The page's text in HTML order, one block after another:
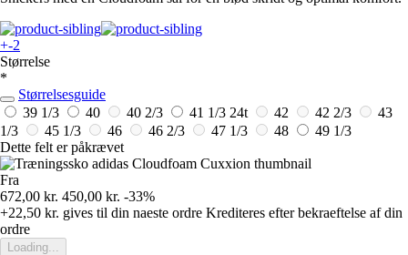
+-2
Størrelse
*
Størrelsesguide
39 1/3
40 40 2/3 41 1/3 24t 42 42 2/3
43
1/3
45 1/3 46 46 2/3 47 1/3 48
49 1/3
Dette felt er påkrævet
Fra
672,00 kr. 450,00 kr. -33%
+22,50 kr. gives til din naeste ordre Krediteres efter bekraeftelse af din
ordre
Loading...